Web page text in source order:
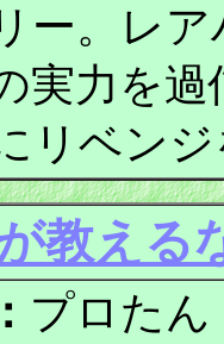
ー。レ
実力を
リベン
教える
プロたん